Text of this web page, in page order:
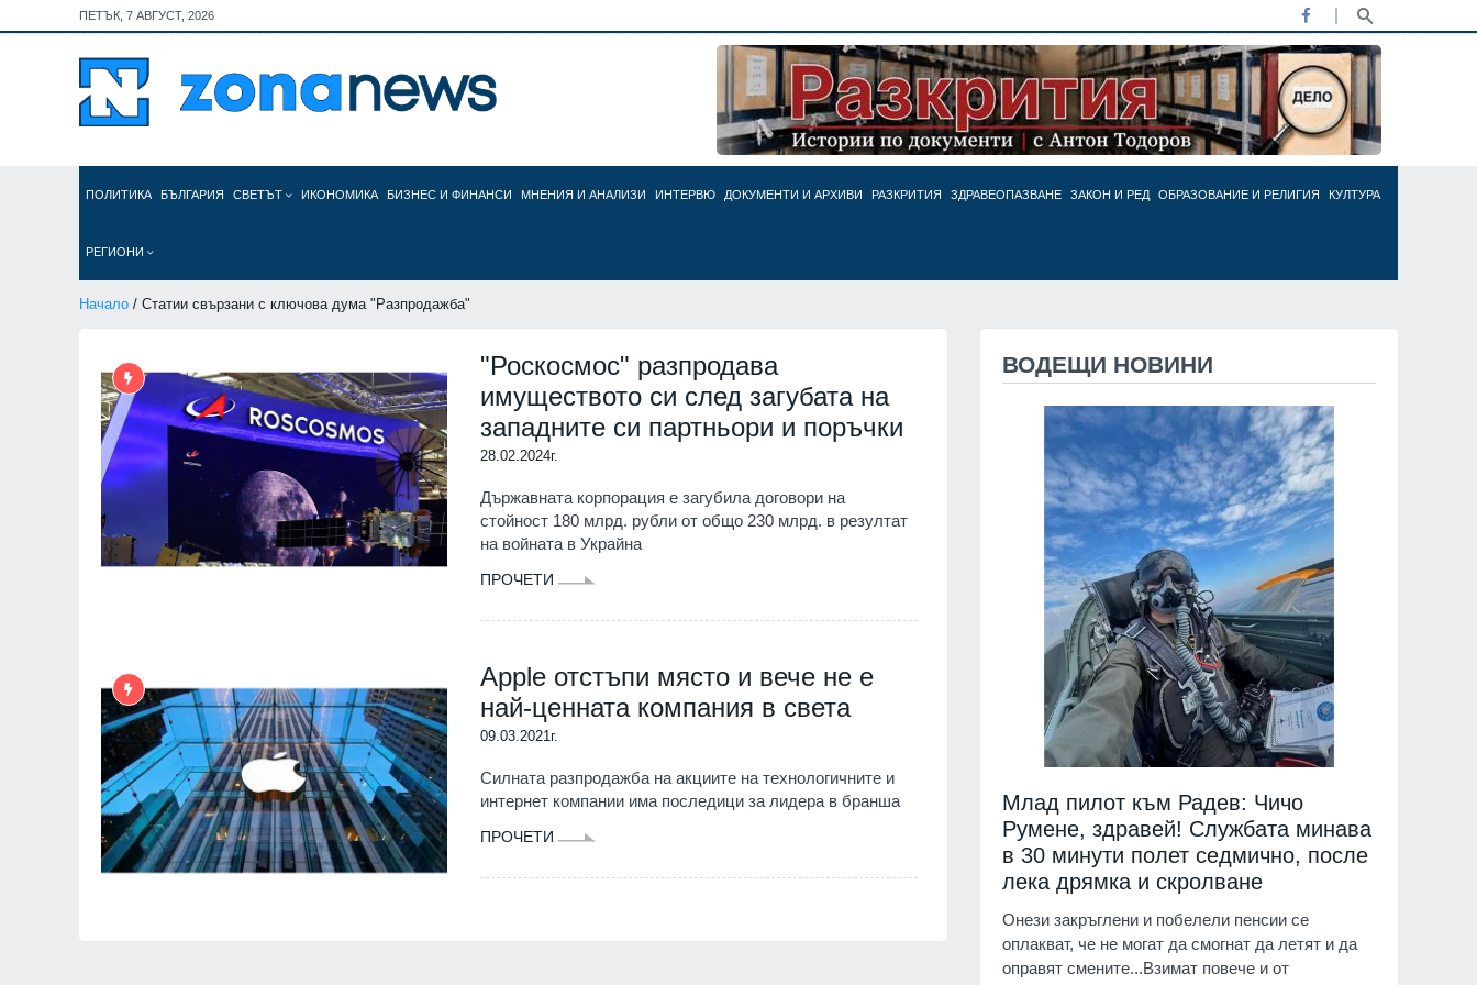
ПЕТЪК, 7 АВГУСТ, 2026
ПОЛИТИКА БЪЛГАРИЯ СВЕТЪТ ИКОНОМИКА БИЗНЕС И ФИНАНСИ МНЕНИЯ И АНАЛИЗИ ИНТЕРВЮ ДОКУМЕНТИ И АРХИВИ РАЗКРИТИЯ ЗДРАВЕОПАЗВАНЕ ЗАКОН И РЕД ОБРАЗОВАНИЕ И РЕЛИГИЯ КУЛТУРА
РЕГИОНИ
Начало / Статии свързани с ключова дума "Разпродажба"
"Роскосмос" разпродава
имуществото си след загубата на
западните си партньори и поръчки
28.02.2024г.
Държавната корпорация е загубила договори на
стойност 180 млрд. рубли от общо 230 млрд. в резултат
на войната в Украйна
ПРОЧЕТИ
Apple отстъпи място и вече не е
най-ценната компания в света
09.03.2021г.
Силната разпродажба на акциите на технологичните и
интернет компании има последици за лидера в бранша
ПРОЧЕТИ
ВОДЕЩИ НОВИНИ
Млад пилот към Радев: Чичо
Румене, здравей! Службата минава
в 30 минути полет седмично, после
лека дрямка и скролване
Онези закръглени и побелели пенсии се
оплакват, че не могат да смогнат да летят и да
оправят смените...Взимат повече и от